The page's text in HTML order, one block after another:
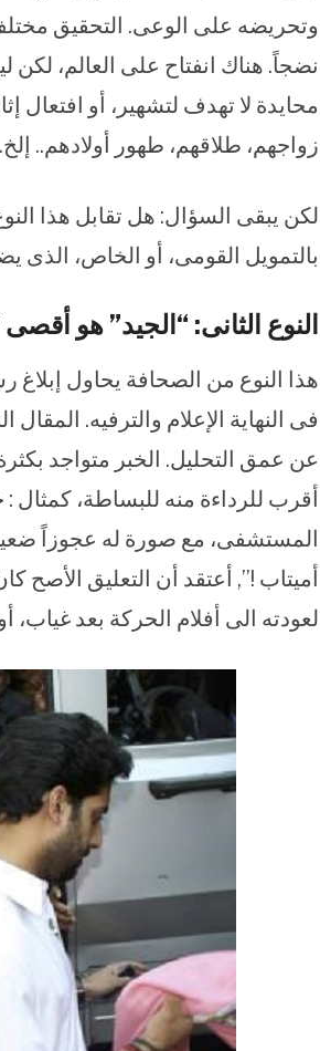
وتحريضه على الوعى. التحقيق
نضجاً. هناك انفتاح على العالم،
محايدة لا تهدف لتشهير، أو افتعال
زواجهم، طلاقهم، طهور أولادهم.. إلخ.
لكن يبقى السؤال: هل تقابل هذا
بالتمويل القومى، أو الخاص، الذى
النوع الثانى: “الجيد” هو
هذا النوع من الصحافة يحاول إبلاغ
فى النهاية الإعلام والترفيه.
عن عمق التحليل. الخبر متواجد
أقرب للرداءة منه للبساطة، كمثال
المستشفى، مع صورة له عجوزاً
أميتاب !”, أعتقد أن التعليق الأصح
لعودته الى أفلام الحركة بعد غياب،